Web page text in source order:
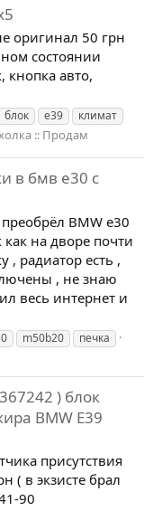
оригинал 50 грн
состоянии
кнопка авто,
блок е39
климат
:: Продам
в бмв е30 с
BMW e30
как на дворе почти
, радиатор есть ,
, не знаю
весь интернет и
m50b20 печка
) блок
BMW E39
присутствия
( в экзисте брал
90